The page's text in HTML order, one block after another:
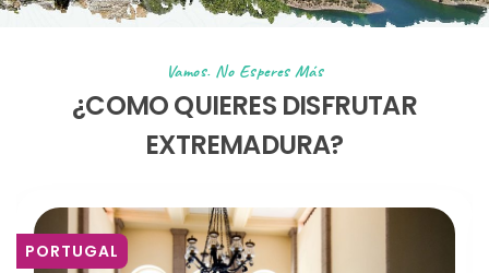
Vamos. No Esperes Más
¿COMO QUIERES DISFRUTAR
EXTREMADURA?
PORTUGAL